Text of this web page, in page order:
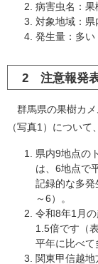
病害虫名：果
対象地域：県
発生量：多
2 注意報発
群馬県の果樹カメ
（写真1）について
県内9地点の
は、6地点で
記録的な多発
～6）。
令和8年1月
1.5倍です（
平年に比べて
関東甲信越